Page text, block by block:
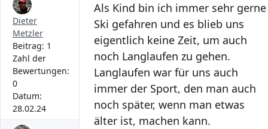
Dieter
Metzler
Beitrag: 1
Zahl der
Bewertungen:
0
Datum:
28.02.24
Als Kind bin ich immer sehr gerne
Ski gefahren und es blieb uns
eigentlich keine Zeit, um auch
noch Langlaufen zu gehen.
Langlaufen war für uns auch
immer der Sport, den man auch
noch später, wenn man etwas
älter ist, machen kann.